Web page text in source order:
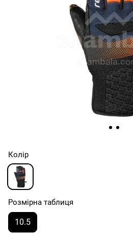
Колір
Розмірна таблиця
10.5